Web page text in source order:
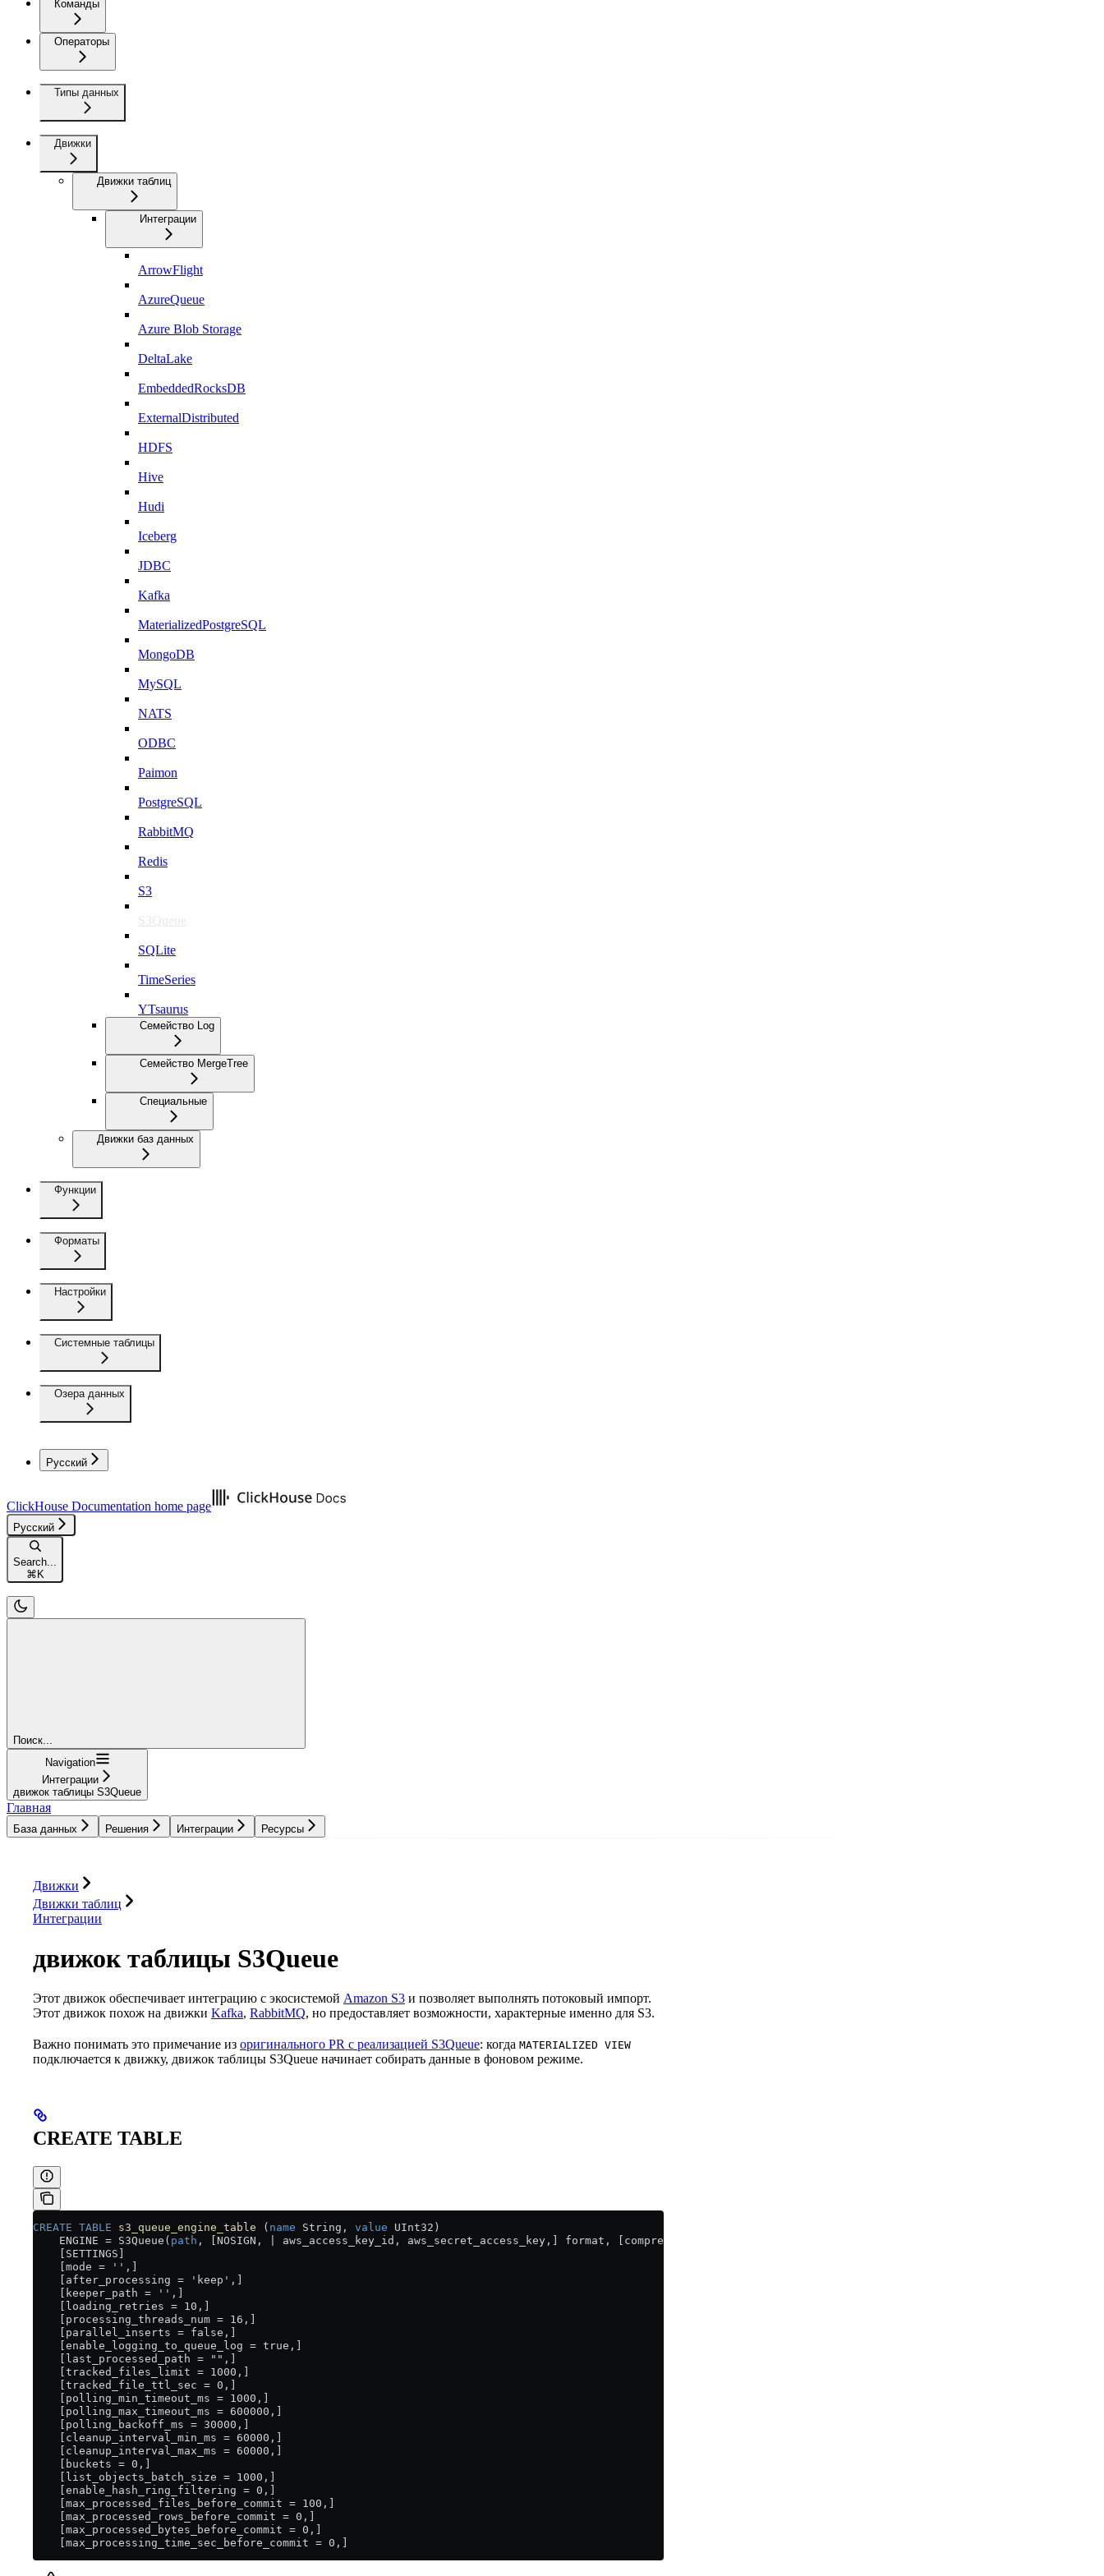
Команды
Операторы
Типы данных
Движки
Движки таблиц
Интеграции
ArrowFlight
AzureQueue
Azure Blob Storage
DeltaLake
EmbeddedRocksDB
ExternalDistributed
HDFS
Hive
Hudi
Iceberg
JDBC
Kafka
MaterializedPostgreSQL
MongoDB
MySQL
NATS
ODBC
Paimon
PostgreSQL
RabbitMQ
Redis
S3
S3Queue
SQLite
TimeSeries
YTsaurus
Семейство Log
Семейство MergeTree
Специальные
Движки баз данных
Функции
Форматы
Настройки
Системные таблицы
Озера данных
Русский
ClickHouse Documentation home page
Русский
Search...
⌘K
Поиск...
Navigation
Интеграции
движок таблицы S3Queue
Главная
База данных Решения Интеграции Ресурсы
Движки
Движки таблиц
Интеграции
движок таблицы S3Queue
Этот движок обеспечивает интеграцию с экосистемой Amazon S3 и позволяет выполнять потоковый импорт.
Этот движок похож на движки Kafka, RabbitMQ, но предоставляет возможности, характерные именно для S3.
Важно понимать это примечание из оригинального PR с реализацией S3Queue: когда MATERIALIZED VIEW
подключается к движку, движок таблицы S3Queue начинает собирать данные в фоновом режиме.
CREATE TABLE
CREATE TABLE s3_queue_engine_table ( name String, value UInt32)
    ENGINE
= S3Queue( path , [NOSIGN, | aws_access_key_id, aws_secret_access_key,] format, [compression], [headers], [extra_credentials])
    [SETTINGS]
    [mode = '',]
    [after_processing = 'keep',]
    [keeper_path = '',]
    [loading_retries = 10,]
    [processing_threads_num = 16,]
    [parallel_inserts = false,]
    [enable_logging_to_queue_log = true,]
    [last_processed_path = "",]
    [tracked_files_limit = 1000,]
    [tracked_file_ttl_sec = 0,]
    [polling_min_timeout_ms = 1000,]
    [polling_max_timeout_ms = 600000,]
    [polling_backoff_ms = 30000,]
    [cleanup_interval_min_ms = 60000,]
    [cleanup_interval_max_ms = 60000,]
    [buckets = 0,]
    [list_objects_batch_size = 1000,]
    [enable_hash_ring_filtering = 0,]
    [max_processed_files_before_commit = 100,]
    [max_processed_rows_before_commit = 0,]
    [max_processed_bytes_before_commit = 0,]
    [max_processing_time_sec_before_commit = 0,]